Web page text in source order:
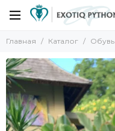
Главная Каталог Обувь